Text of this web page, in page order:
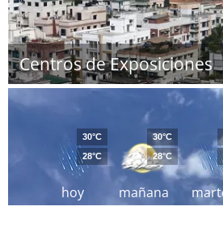
Centros de Exposiciones
hoy
30°C
28°C
mañana
30°C
28°C